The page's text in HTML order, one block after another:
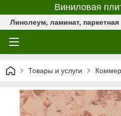
Виниловая
Линолеум, ламинат,
Товары и услуги